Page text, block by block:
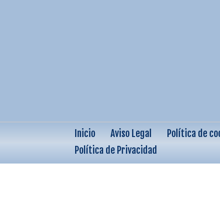
Inicio Aviso Legal
Política de
Política de Privacidad